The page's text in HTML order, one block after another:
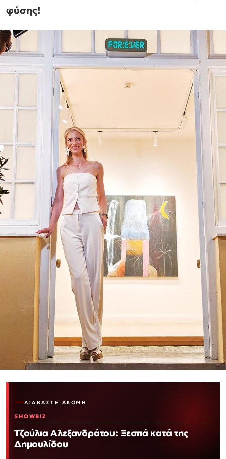
φύσης!
ΔΙΑΒΆΣΤΕ ΑΚΌΜΗ
SHOWBIZ
Τζούλια Αλεξανδράτου: Ξεσπά κατά της
Δημουλίδου